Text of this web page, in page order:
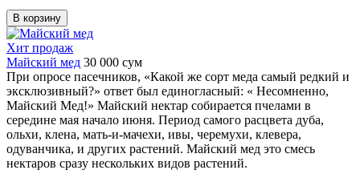
В корзину
Хит продаж
Майский мед 30 000 сум
При опросе пасечников, «Какой же сорт меда самый редкий и
эксклюзивный?» ответ был единогласный: « Несомненно,
Майский Мед!» Майский нектар собирается пчелами в
середине мая начало июня. Период самого расцвета дуба,
ольхи, клена, мать-и-мачехи, ивы, черемухи, клевера,
одуванчика, и других растений. Майский мед это смесь
нектаров сразу нескольких видов растений.